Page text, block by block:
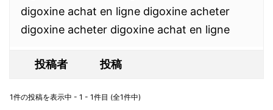
digoxine achat en ligne digoxine acheter
digoxine acheter digoxine achat en ligne
投稿者 投稿
1件の投稿を表示中 - 1 - 1件目 (全1件中)